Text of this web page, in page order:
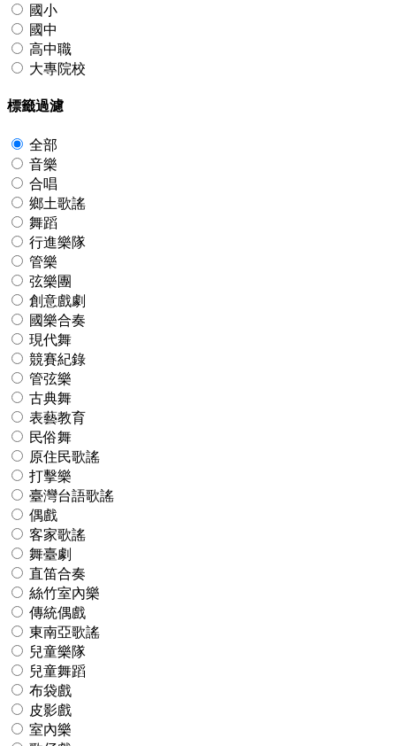
國小
國中
高中職
大專院校
標籤過濾
全部
音樂
合唱
鄉土歌謠
舞蹈
行進樂隊
管樂
弦樂團
創意戲劇
國樂合奏
現代舞
競賽紀錄
管弦樂
古典舞
表藝教育
民俗舞
原住民歌謠
打擊樂
臺灣台語歌謠
偶戲
客家歌謠
舞臺劇
直笛合奏
絲竹室內樂
傳統偶戲
東南亞歌謠
兒童樂隊
兒童舞蹈
布袋戲
皮影戲
室內樂